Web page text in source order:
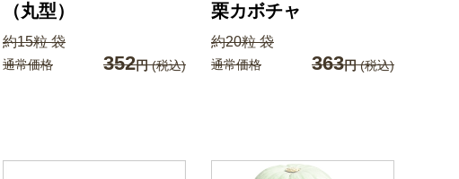
（丸型）
約15粒 袋
通常価格 352円(税込)
栗カボチャ
約20粒 袋
通常価格 363円(税込)